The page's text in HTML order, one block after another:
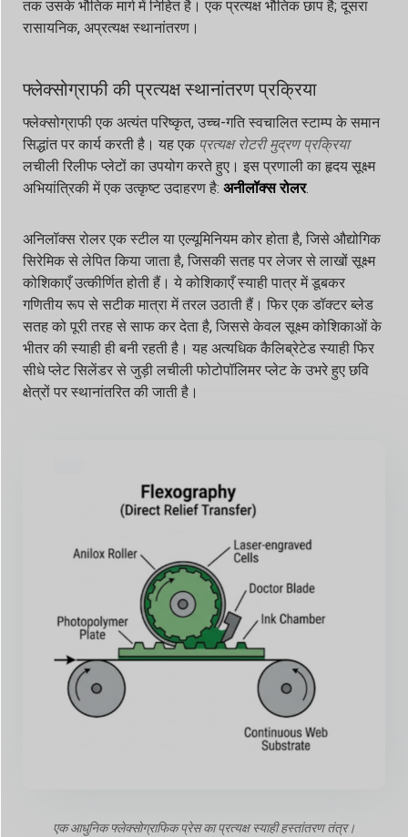
तक उसके भौतिक मार्ग में निहित है। एक प्रत्यक्ष भौतिक छाप है; दूसरा
रासायनिक, अप्रत्यक्ष स्थानांतरण।
फ्लेक्सोग्राफी की प्रत्यक्ष स्थानांतरण प्रक्रिया
फ्लेक्सोग्राफी एक अत्यंत परिष्कृत, उच्च-गति स्वचालित स्टाम्प के समान
सिद्धांत पर कार्य करती है। यह एक प्रत्यक्ष रोटरी मुद्रण प्रक्रिया
लचीली रिलीफ प्लेटों का उपयोग करते हुए। इस प्रणाली का हृदय सूक्ष्म
अभियांत्रिकी में एक उत्कृष्ट उदाहरण है: अनीलॉक्स रोलर.
अनिलॉक्स रोलर एक स्टील या एल्यूमिनियम कोर होता है, जिसे औद्योगिक
सिरेमिक से लेपित किया जाता है, जिसकी सतह पर लेजर से लाखों सूक्ष्म
कोशिकाएँ उत्कीर्णित होती हैं। ये कोशिकाएँ स्याही पात्र में डूबकर
गणितीय रूप से सटीक मात्रा में तरल उठाती हैं। फिर एक डॉक्टर ब्लेड
सतह को पूरी तरह से साफ कर देता है, जिससे केवल सूक्ष्म कोशिकाओं के
भीतर की स्याही ही बनी रहती है। यह अत्यधिक कैलिब्रेटेड स्याही फिर
सीधे प्लेट सिलेंडर से जुड़ी लचीली फोटोपॉलिमर प्लेट के उभरे हुए छवि
क्षेत्रों पर स्थानांतरित की जाती है।
एक आधुनिक फ्लेक्सोग्राफिक प्रेस का प्रत्यक्ष स्याही हस्तांतरण तंत्र।